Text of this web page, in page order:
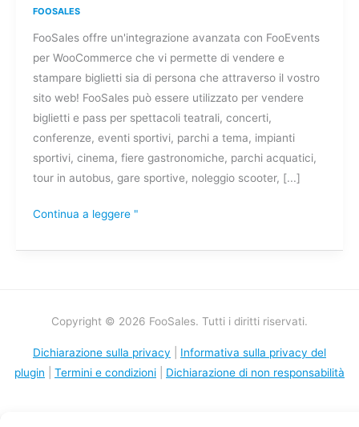
FOOSALES
FooSales offre un'integrazione avanzata con FooEvents
per WooCommerce che vi permette di vendere e
stampare biglietti sia di persona che attraverso il vostro
sito web! FooSales può essere utilizzato per vendere
biglietti e pass per spettacoli teatrali, concerti,
conferenze, eventi sportivi, parchi a tema, impianti
sportivi, cinema, fiere gastronomiche, parchi acquatici,
tour in autobus, gare sportive, noleggio scooter, [...]
Continua a leggere "
Copyright © 2026 FooSales. Tutti i diritti riservati.
Dichiarazione sulla privacy
Informativa sulla privacy del
plugin
Termini e condizioni Dichiarazione di non responsabilità